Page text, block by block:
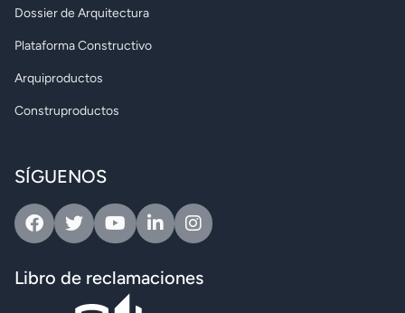
Dossier de Arquitectura
Plataforma Constructivo
Arquiproductos
Construproductos
SÍGUENOS
FacebookTwitterYoutubeLinkedinInstagram
Libro de reclamaciones